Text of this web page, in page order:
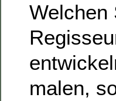
Welchen
malen,